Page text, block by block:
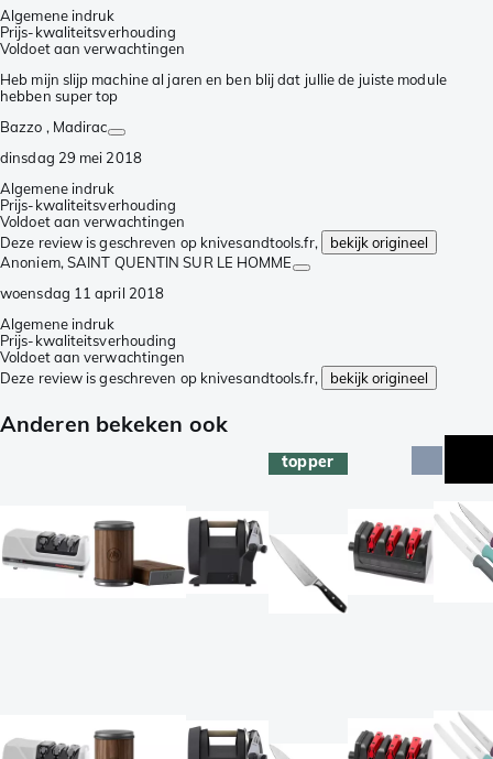
Algemene indruk
Prijs-kwaliteitsverhouding
Voldoet aan verwachtingen
Heb mijn slijp machine al jaren en ben blij dat jullie de juiste module
hebben super top
Bazzo , Madirac
dinsdag 29 mei 2018
Algemene indruk
Prijs-kwaliteitsverhouding
Voldoet aan verwachtingen
Deze review is geschreven op knivesandtools.fr,
bekijk origineel
Anoniem, SAINT QUENTIN SUR LE HOMME
woensdag 11 april 2018
Algemene indruk
Prijs-kwaliteitsverhouding
Voldoet aan verwachtingen
Deze review is geschreven op knivesandtools.fr,
bekijk origineel
Anderen bekeken ook
topper